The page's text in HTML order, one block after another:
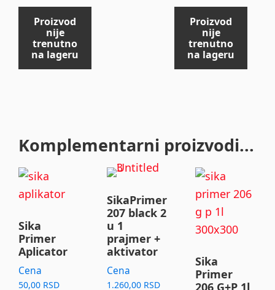
Proizvod
nije
trenutno
na lageru
Proizvod
nije
trenutno
na lageru
Komplementarni proizvodi...
Sika
Primer
Aplicator
Cena
50,00 RSD
SikaPrimer
207 black 2
u 1
prajmer +
aktivator
Cena
1.260,00 RSD
This
product
has
multiple
variants.
The
options
Sika
Primer